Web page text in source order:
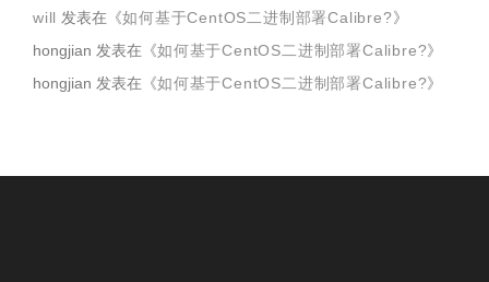
will 发表在《如何基于CentOS二进制部署Calibre?》
hongjian 发表在《如何基于CentOS二进制部署Calibre?》
hongjian 发表在《如何基于CentOS二进制部署Calibre?》